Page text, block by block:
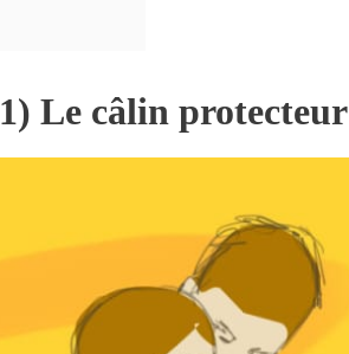
1) Le câlin protecteur